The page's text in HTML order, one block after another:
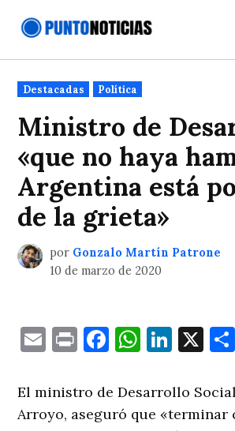
Publicado
en
Destacadas Política
Ministro de
«que no haya
Argentina está
de la grieta»
por Gonzalo Martín Patrone
10 de marzo de 2020
EmailPrintFacebook
X
El ministro de Desarrollo
Arroyo, aseguró que «terminar